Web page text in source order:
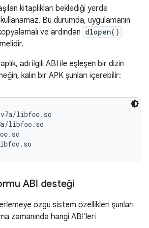
kitaplıkları beklediği yerde
Bu durumda, uygulamanın
ve ardından dlopen()
adı ilgili ABI ile eşleşen bir dizin
kalın bir APK şunları içerebilir:
libfoo.so
libfoo.so
ABI desteği
özgü sistem özellikleri şunları
zamanında hangi ABI'leri